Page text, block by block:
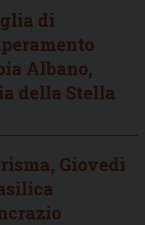
di
Albano,
della Stella
Giovedì